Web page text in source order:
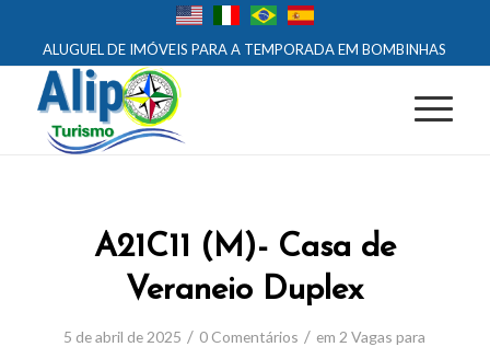
ALUGUEL DE IMÓVEIS PARA A TEMPORADA EM BOMBINHAS
A21C11 (M)- Casa de
Veraneio Duplex
5 de abril de 2025 / 0 Comentários / em 2 Vagas para